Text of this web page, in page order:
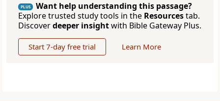
PLUS
Want help understanding this passage?
Explore trusted study tools in the Resourcestab.
Discoverdeeper insightwith Bible Gateway Plus.
Start 7-day free trial Learn More